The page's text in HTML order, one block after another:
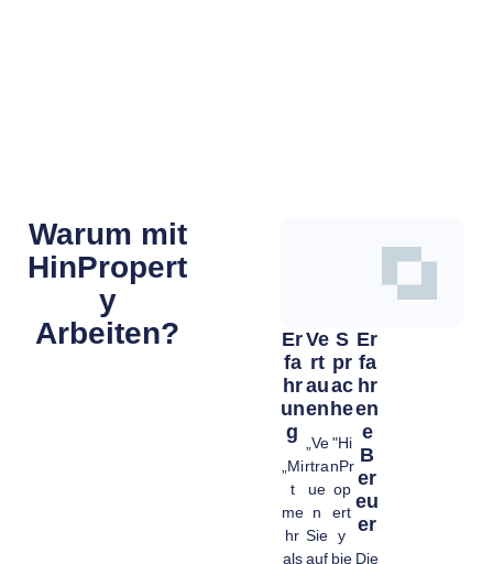
Warum mit
HinPropert
y
Arbeiten?
Er
Fa
Hr
Un
G
„Mi
t
me
hr
als
Ve
Rt
Au
En
„Ve
rtra
ue
n
Sie
auf
S
Pr
Ac
He
"Hi
nPr
op
ert
y
bie
Er
Fa
Hr
En
E
B
Er
Eu
Er
Die